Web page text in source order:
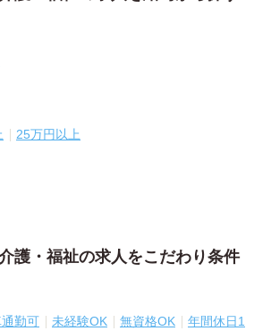
25万円以上
護・福祉の求人をこだわり条件
勤可 未経験OK 無資格OK
年間休日1